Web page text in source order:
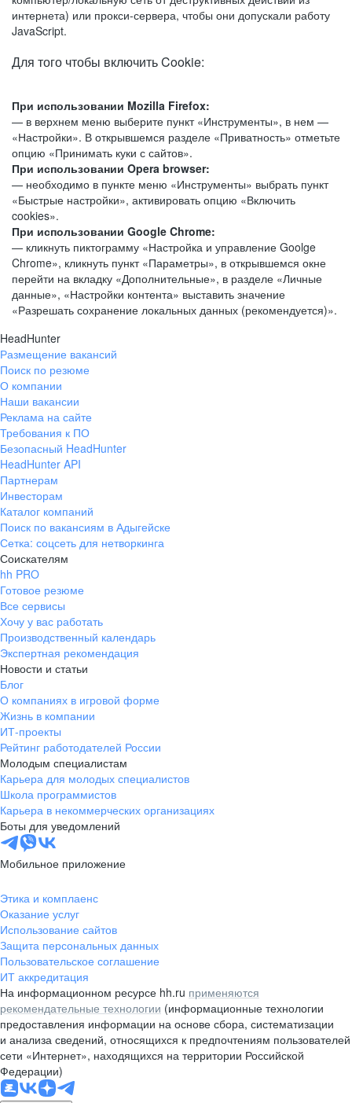
интернета) или прокси-сервера, чтобы они допускали работу
JavaScript.
Для того чтобы включить Cookie:
При использовании Mozilla Firefox:
— в верхнем меню выберите пункт «Инструменты», в нем —
«Настройки». В открывшемся разделе «Приватность» отметьте
опцию «Принимать куки с сайтов».
При использовании Opera browser:
— необходимо в пункте меню «Инструменты» выбрать пункт
«Быстрые настройки», активировать опцию «Включить
cookies».
При использовании Google Chrome:
— кликнуть пиктограмму «Настройка и управление Goolge
Chrome», кликнуть пункт «Параметры», в открывшемся окне
перейти на вкладку «Дополнительные», в разделе «Личные
данные», «Настройки контента» выставить значение
«Разрешать сохранение локальных данных (рекомендуется)».
HeadHunter
Размещение вакансий
Поиск по резюме
О компании
Наши вакансии
Реклама на сайте
Требования к ПО
Безопасный HeadHunter
HeadHunter API
Партнерам
Инвесторам
Каталог компаний
Поиск по вакансиям в Адыгейске
Сетка: соцсеть для нетворкинга
Соискателям
hh PRO
Готовое резюме
Все сервисы
Хочу у вас работать
Производственный календарь
Экспертная рекомендация
Новости и статьи
Блог
О компаниях в игровой форме
Жизнь в компании
ИТ-проекты
Рейтинг работодателей России
Молодым специалистам
Карьера для молодых специалистов
Школа программистов
Карьера в некоммерческих организациях
Боты для уведомлений
Мобильное приложение
Этика и комплаенс
Оказание услуг
Использование сайтов
Защита персональных данных
Пользовательское соглашение
ИТ аккредитация
На информационном ресурсе hh.ru применяются
рекомендательные технологии (информационные технологии
предоставления информации на основе сбора, систематизации
и анализа сведений, относящихся к предпочтениям пользователей
сети «Интернет», находящихся на территории Российской
Федерации)